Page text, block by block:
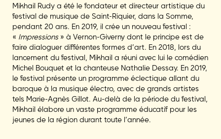
Mikhail Rudy a été le fondateur et directeur artistique du
festival de musique de Saint-Riquier, dans la Somme,
pendant 20 ans. En 2019, il crée un nouveau festival :
« Impressions» à Vernon-Giverny dont le principe est de
faire dialoguer différentes formes d’art. En 2018, lors du
lancement du festival, Mikhail a réuni avec lui le comédien
Michel Bouquet et la chanteuse Nathalie Dessay. En 2019,
le festival présente un programme éclectique allant du
baroque à la musique électro, avec de grands artistes
tels Marie-Agnès Gillot. Au-delà de la période du festival,
Mikhail élabore un vaste programme éducatif pour les
jeunes de la région durant toute l’année.